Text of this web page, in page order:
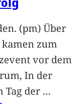
(pm) Über
kamen zum
vor dem
In der
Tag der …